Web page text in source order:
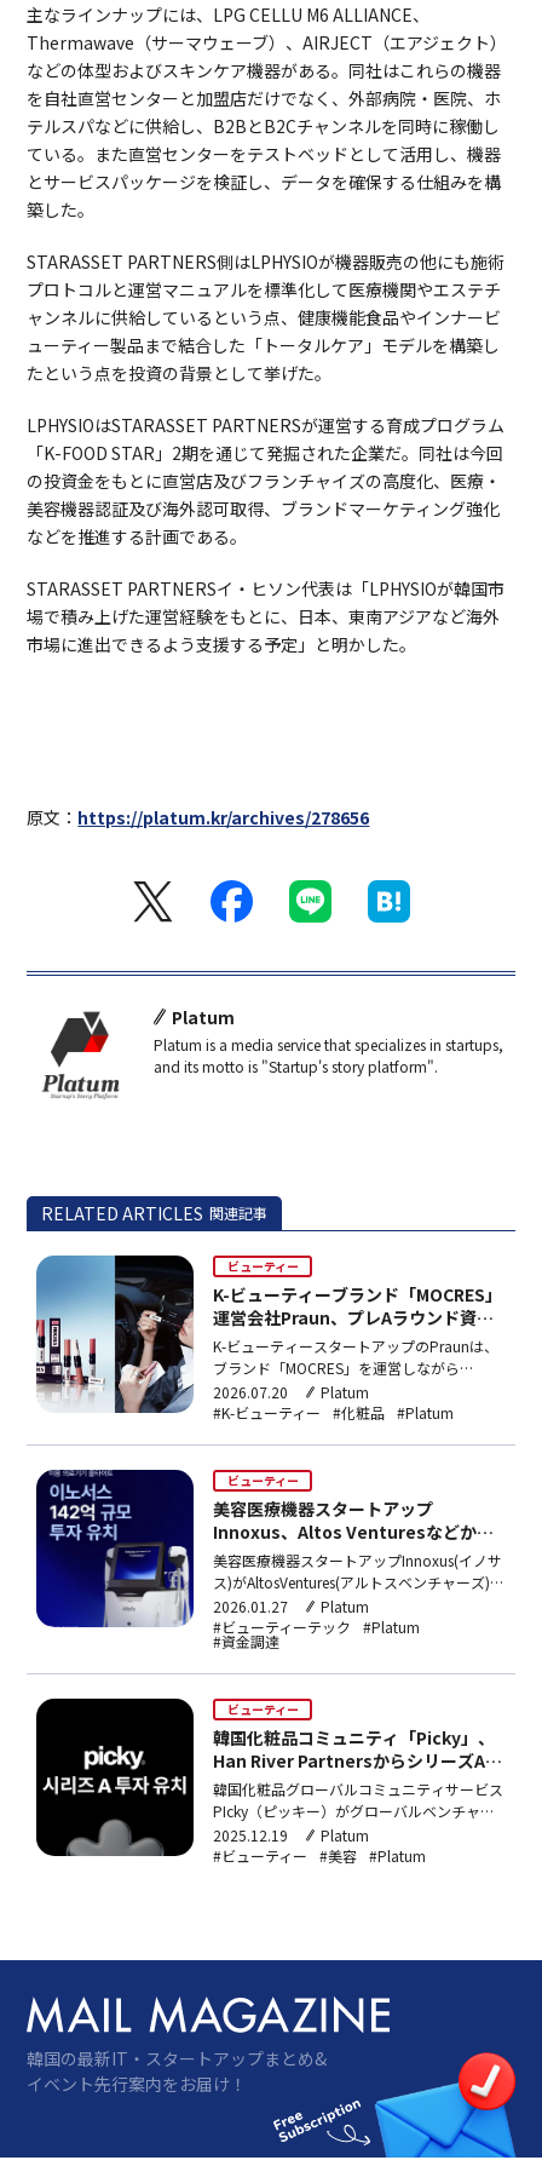
主なラインナップには、LPG CELLU M6 ALLIANCE、
Thermawave（サーマウェーブ）、AIRJECT（エアジェクト）
などの体型およびスキンケア機器がある。同社はこれらの機器
を自社直営センターと加盟店だけでなく、外部病院・医院、ホ
テルスパなどに供給し、B2BとB2Cチャンネルを同時に稼働し
ている。また直営センターをテストベッドとして活用し、機器
とサービスパッケージを検証し、データを確保する仕組みを構
築した。
STARASSET PARTNERS側はLPHYSIOが機器販売の他にも施術
プロトコルと運営マニュアルを標準化して医療機関やエステチ
ャンネルに供給しているという点、健康機能食品やインナービ
ューティー製品まで結合した「トータルケア」モデルを構築し
たという点を投資の背景として挙げた。
LPHYSIOはSTARASSET PARTNERSが運営する育成プログラム
「K-FOOD STAR」2期を通じて発掘された企業だ。同社は今回
の投資金をもとに直営店及びフランチャイズの高度化、医療・
美容機器認証及び海外認可取得、ブランドマーケティング強化
などを推進する計画である。
STARASSET PARTNERSイ・ヒソン代表は「LPHYSIOが韓国市
場で積み上げた運営経験をもとに、日本、東南アジアなど海外
市場に進出できるよう支援する予定」と明かした。
原文： https://platum.kr/archives/278656
Platum
Platum is a media service that specializes in startups,
and its motto is "Startup's story platform".
RELATED ARTICLES 関連記事
ビューティー
K-ビューティーブランド「MOCRES」
運営会社Praun、プレAラウンド資金
調達
K-ビューティースタートアップのPraunは、
ブランド「MOCRES」を運営しながら
Mark&CompanyとSolidonePartnersからプ
レA資金調達を完了。ケアとカラーを融合し
す。
2026.07.20
Platum
#K-ビューティー
#化粧品 #Platum
ビューティー
美容医療機器スタートアップ
Innoxus、Altos Venturesなどから
142億ウォン(約153億円)資金調達
美容医療機器スタートアップInnoxus(イノサ
ス)がAltosVentures(アルトスベンチャーズ)な
どから142億ウォン(約153億円)規模のシリ
ーズA資金調達を行った。投資金の一部はシ
ード段階でInnoxusを発掘した投資会社であ
るTAILVentures(テイルベンチャーズ)の旧株
2026.01.27
Platum
#ビューティーテック
#Platum
#資金調達
ビューティー
韓国化粧品コミュニティ「Picky」、
Han River PartnersからシリーズA資
金調達
韓国化粧品グローバルコミュニティサービス
PIcky（ピッキー）がグローバルベンチャー
キャピタルHanRiverPartners（ハンリバーパ
ートナーズ）からシリーズA資金調達を完了
2025.12.19
Platum
#ビューティー
#美容 #Platum
韓国の最新IT・スタートアップまとめ&
イベント先行案内をお届け！